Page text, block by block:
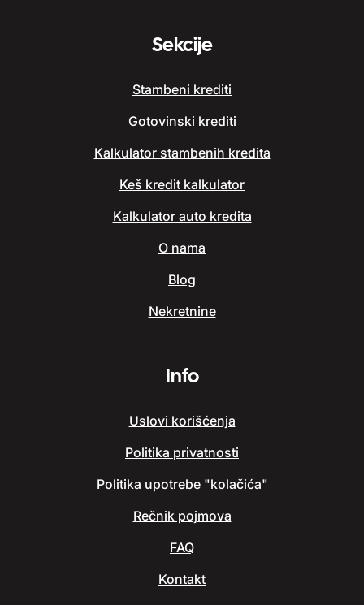
Sekcije
Stambeni krediti
Gotovinski krediti
Kalkulator stambenih kredita
Keš kredit kalkulator
Kalkulator auto kredita
O nama
Blog
Nekretnine
Info
Uslovi korišćenja
Politika privatnosti
Politika upotrebe "kolačića"
Rečnik pojmova
FAQ
Kontakt